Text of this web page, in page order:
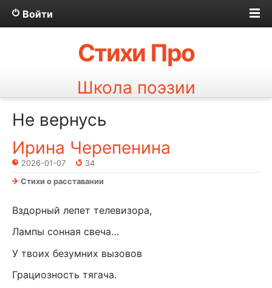
Войти
Стихи Про
Школа поэзии
Не вернусь
Ирина Черепенина
2026-01-07
34
Стихи о расставании
Вздорный лепет телевизора,
Лампы сонная свеча…
У твоих безумних вызовов
Грациозность тягача.